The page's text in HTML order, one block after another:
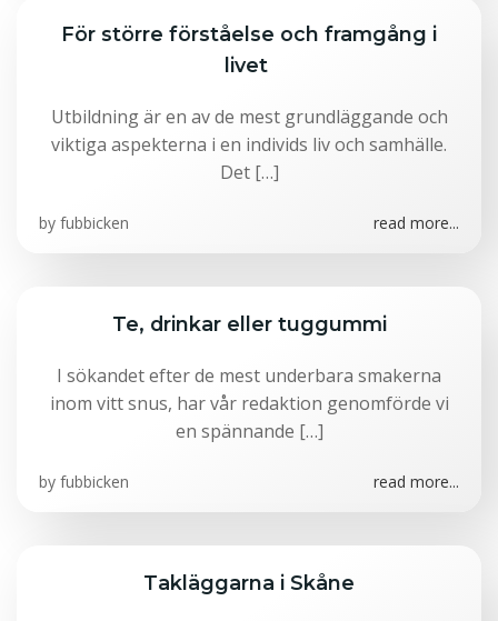
För större förståelse och framgång i
livet
Utbildning är en av de mest grundläggande och
viktiga aspekterna i en individs liv och samhälle.
Det […]
by fubbicken read more...
Te, drinkar eller tuggummi
I sökandet efter de mest underbara smakerna
inom vitt snus, har vår redaktion genomförde vi
en spännande […]
by fubbicken read more...
Takläggarna i Skåne